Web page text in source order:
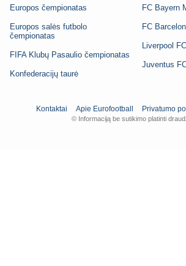
Europos čempionatas
Europos salės futbolo
čempionatas
FIFA Klubų Pasaulio čempionatas
Konfederacijų taurė
FC Bayern
FC
Liverpool FC
Juventus
Kontaktai Apie Eurofootball Privatumo
© Informaciją be sutikimo platinti